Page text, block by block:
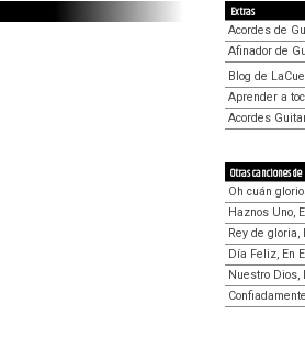
Extras
Acordes de
Afinador de
Blog de
Aprender a
Acordes
Otras canciones
Oh cuán
Haznos Uno,
Rey de gloria,
Día Feliz, En
Nuestro Dios,